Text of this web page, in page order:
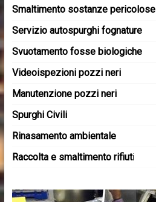
Smaltimento sostanze pericolose
Servizio autospurghi fognature
Svuotamento fosse biologiche
Videoispezioni pozzi neri
Manutenzione pozzi neri
Spurghi Civili
Rinasamento ambientale
Raccolta e smaltimento rifiuti